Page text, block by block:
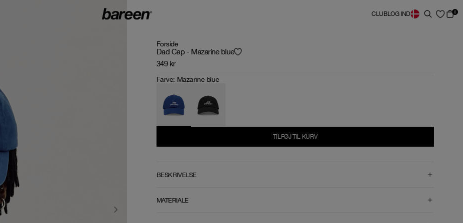
CLUBLOG IND 0
Forside
Dad Cap - Mazarine blue
349 kr
Farve: Mazarine blue
TILFØJ TIL KURV
BESKRIVELSE
MATERIALE